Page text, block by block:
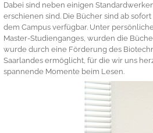
Dabei sind neben einigen
erschienen sind. Die Bücher sind ab
dem Campus verfügbar. Unter
Master-Studienganges, wurden die
wurde durch eine Förderung des
Saarlandes ermöglicht, für die wir uns
spannende Momente beim Lesen.